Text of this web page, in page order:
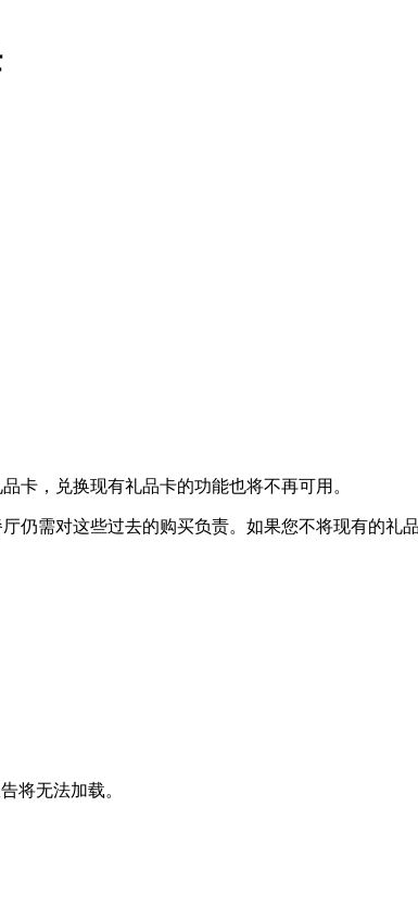
卡，兑换现有礼品卡的功能也将不再可用。
仍需对这些过去的购买负责。如果您不将现有的
将无法加载。